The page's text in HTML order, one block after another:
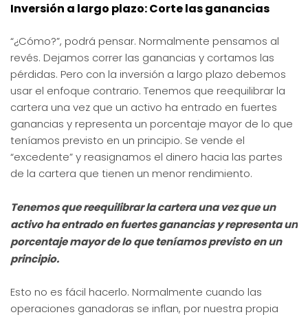
Inversión a largo plazo: Corte las ganancias
“¿Cómo?”, podrá pensar. Normalmente pensamos al
revés. Dejamos correr las ganancias y cortamos las
pérdidas. Pero con la inversión a largo plazo debemos
usar el enfoque contrario. Tenemos que reequilibrar la
cartera una vez que un activo ha entrado en fuertes
ganancias y representa un porcentaje mayor de lo que
teníamos previsto en un principio. Se vende el
“excedente” y reasignamos el dinero hacia las partes
de la cartera que tienen un menor rendimiento.
Tenemos que reequilibrar la cartera una vez que un
activo ha entrado en fuertes ganancias y representa un
porcentaje mayor de lo que teníamos previsto en un
principio.
Esto no es fácil hacerlo. Normalmente cuando las
operaciones ganadoras se inflan, por nuestra propia